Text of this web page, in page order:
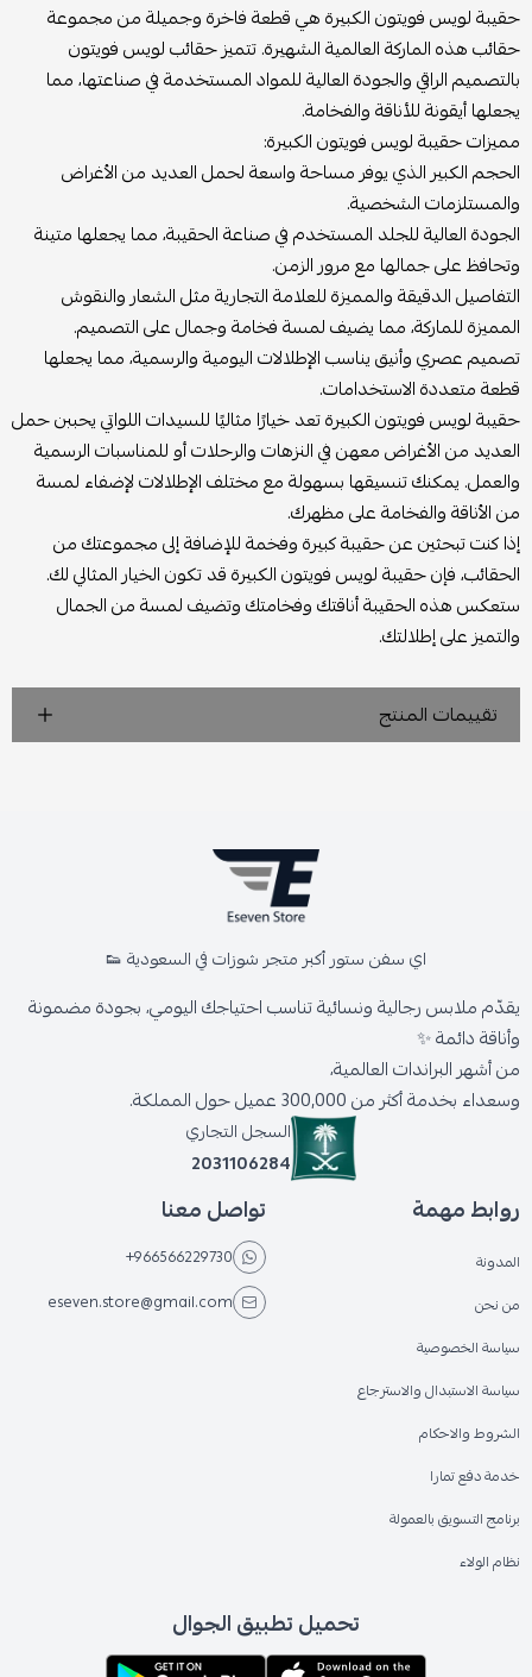
حقيبة لويس فويتون الكبيرة هي قطعة فاخرة وجميلة من مجموعة
حقائب هذه الماركة العالمية الشهيرة. تتميز حقائب لويس فويتون
بالتصميم الراقي والجودة العالية للمواد المستخدمة في صناعتها، مما
يجعلها أيقونة للأناقة والفخامة.
مميزات حقيبة لويس فويتون الكبيرة:
الحجم الكبير الذي يوفر مساحة واسعة لحمل العديد من الأغراض
والمستلزمات الشخصية.
الجودة العالية للجلد المستخدم في صناعة الحقيبة، مما يجعلها متينة
وتحافظ على جمالها مع مرور الزمن.
التفاصيل الدقيقة والمميزة للعلامة التجارية مثل الشعار والنقوش
المميزة للماركة، مما يضيف لمسة فخامة وجمال على التصميم.
تصميم عصري وأنيق يناسب الإطلالات اليومية والرسمية، مما يجعلها
قطعة متعددة الاستخدامات.
حقيبة لويس فويتون الكبيرة تعد خيارًا مثاليًا للسيدات اللواتي يحببن حمل
العديد من الأغراض معهن في النزهات والرحلات أو للمناسبات الرسمية
والعمل. يمكنك تنسيقها بسهولة مع مختلف الإطلالات لإضفاء لمسة
من الأناقة والفخامة على مظهرك.
إذا كنت تبحثين عن حقيبة كبيرة وفخمة للإضافة إلى مجموعتك من
الحقائب، فإن حقيبة لويس فويتون الكبيرة قد تكون الخيار المثالي لك.
ستعكس هذه الحقيبة أناقتك وفخامتك وتضيف لمسة من الجمال
والتميز على إطلالتك.
تقييمات المنتج
اي سفن ستور أكبر متجر شوزات في السعودية 👟
يقدّم ملابس رجالية ونسائية تناسب احتياجك اليومي، بجودة مضمونة
وأناقة دائمة ✨
من أشهر البراندات العالمية،
وسعداء بخدمة أكثر من 300,000 عميل حول المملكة.
السجل التجاري
2031106284
روابط مهمة
المدونة
من نحن
سياسة الخصوصية
سياسة الاستبدال والاسترجاع
الشروط والاحكام
خدمة دفع تمارا
برنامج التسويق بالعمولة
نظام الولاء
تواصل معنا
+966566229730
eseven.store@gmail.com
تحميل تطبيق الجوال